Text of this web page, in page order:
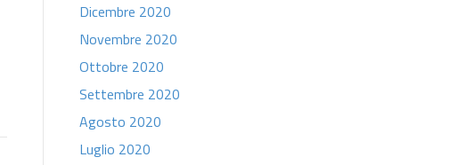
Dicembre 2020
Novembre 2020
Ottobre 2020
Settembre 2020
Agosto 2020
Luglio 2020